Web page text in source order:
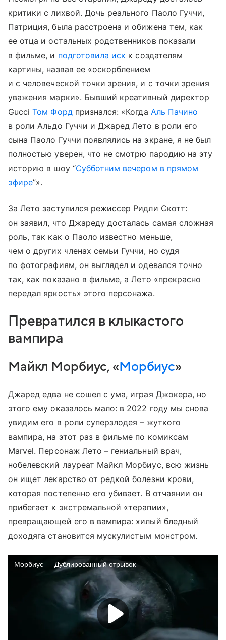
критики с лихвой. Дочь реального Паоло Гуччи,
Патриция, была расстроена и обижена тем, как
ее отца и остальных родственников показали
в фильме, и подготовила иск к создателям
картины, назвав ее «оскорблением
и с человеческой точки зрения, и с точки зрения
уважения марки». Бывший креативный директор
GucciТом Фордпризнался: «Когда Аль Пачино
в роли Альдо Гуччи и Джаред Лето в роли его
сына Паоло Гуччи появлялись на экране, я не был
полностью уверен, что не смотрю пародию на эту
историю в шоу “Субботним вечером в прямом
эфире”».
За Лето заступился режиссер Ридли Скотт:
он заявил, что Джареду досталась самая сложная
роль, так как о Паоло известно меньше,
чем о других членах семьи Гуччи, но судя
по фотографиям, он выглядел и одевался точно
так, как показано в фильме, а Лето «прекрасно
передал яркость» этого персонажа.
Превратился в клыкастого
вампира
Майкл Морбиус, « Морбиус»
Джаред едва не сошел с ума, играя Джокера, но
этого ему оказалось мало: в 2022 году мы снова
увидим его в роли суперзлодея – жуткого
вампира, на этот раз в фильме по комиксам
Marvel. Персонаж Лето – гениальный врач,
нобелевский лауреат Майкл Морбиус, всю жизнь
он ищет лекарство от редкой болезни крови,
которая постепенно его убивает. В отчаянии он
прибегает к экстремальной «терапии»,
превращающей его в вампира: хилый бледный
доходяга становится мускулистым монстром.